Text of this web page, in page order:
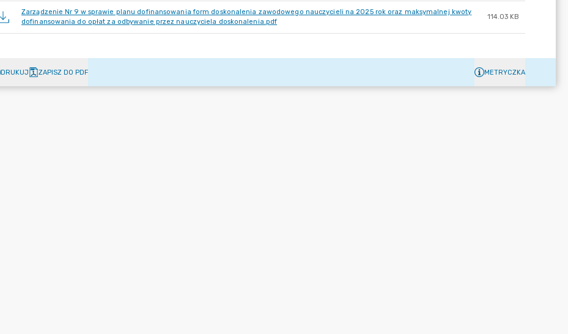
Zarządzenie Nr 9 w sprawie planu dofinansowania form doskonalenia zawodowego nauczycieli na 2025 rok oraz maksymalnej kwoty
dofinansowania do opłat za odbywanie przez nauczyciela doskonalenia.pdf
114.03 KB
DRUKUJ ZAPISZ DO PDF METRYCZKA